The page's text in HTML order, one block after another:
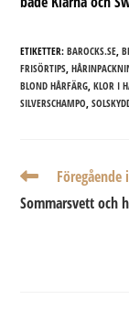
ETIKETTER:BAROCKS.SE
FRISÖRTIPS
BLOND HÅRFÄRG KLOR I
SILVERSCHAMPO
Läs
artiklar
Föregående
Sommarsvett och